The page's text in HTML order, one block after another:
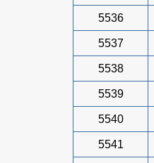
5536
5537
5538
5539
5540
5541